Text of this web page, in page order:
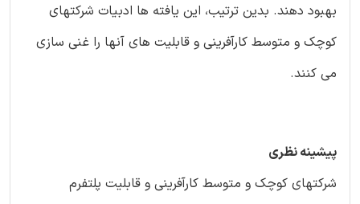
بهبود دهند. بدین ترتیب، این یافته ها ادبیات شرکتهای
کوچک و متوسط کارآفرینی و قابلیت های آنها را غنی سازی
می کنند.
پیشینه نظری
شرکتهای کوچک و متوسط کارآفرینی و قابلیت پلتفرم